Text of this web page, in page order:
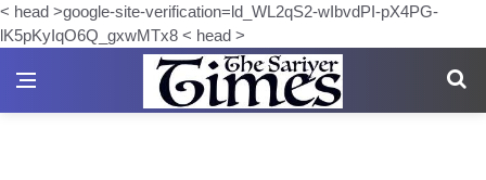
< head >google-site-verification=ld_WL2qS2-wIbvdPI-pX4PG-
lK5pKyIqO6Q_gxwMTx8 < head >